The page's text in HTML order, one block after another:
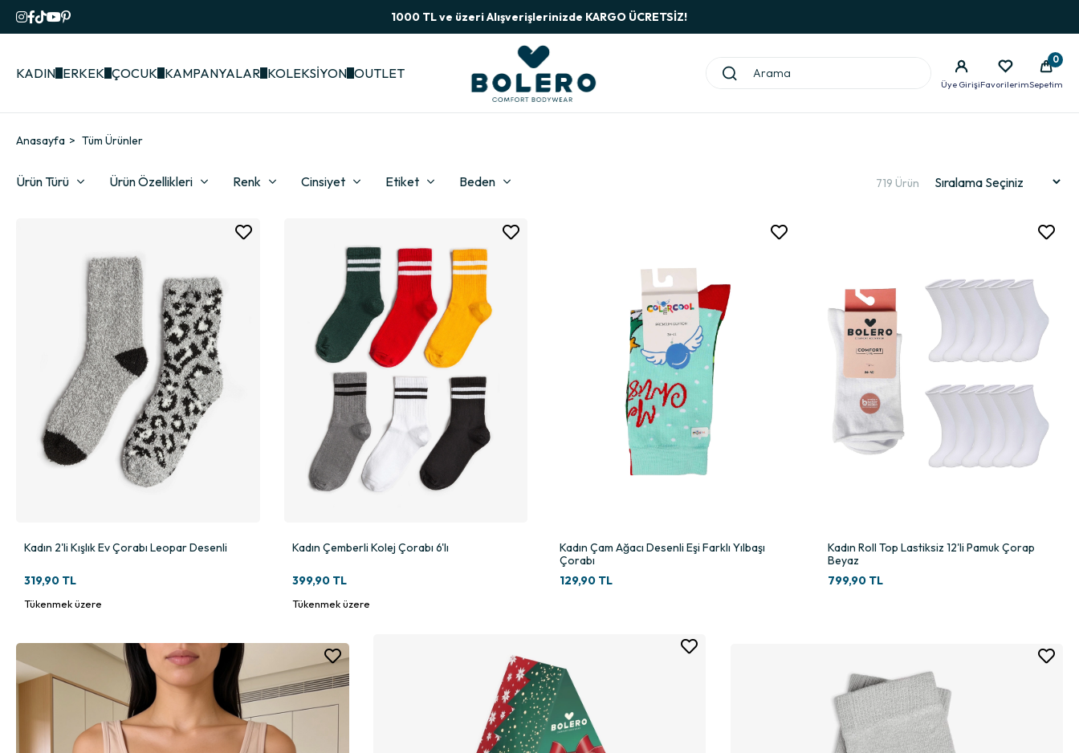
1000 TL ve üzeri Alışverişlerinizde KARGO ÜCRETSİZ!
KADIN ERKEK ÇOCUK KAMPANYALAR KOLEKSİYON OUTLET
Üye GirişiFavorilerimSepetim
0
Anasayfa Tüm Ürünler
Ürün Türü Ürün Özellikleri Renk Cinsiyet Etiket Beden 719 Ürün
Kadın 2'li Kışlık Ev Çorabı Leopar Desenli
319,90 TL
Tükenmek üzere
Kadın Çemberli Kolej Çorabı 6'lı
399,90 TL
Tükenmek üzere
Kadın Çam Ağacı Desenli Eşi Farklı Yılbaşı
Çorabı
129,90 TL
Kadın Roll Top Lastiksiz 12'li Pamuk Çorap
Beyaz
799,90 TL